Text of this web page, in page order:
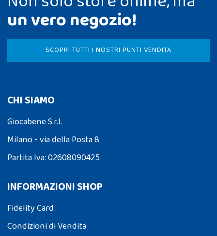
un vero negozio!
SCOPRI TUTTI I NOSTRI PUNTI VENDITA
CHI SIAMO
Giocabene S.r.l.
Milano - via della Posta 8
Partita Iva: 02608090425
INFORMAZIONI SHOP
Fidelity Card
Condizioni di Vendita